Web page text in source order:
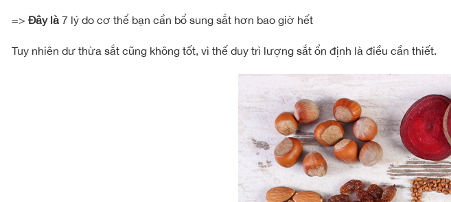
=> Đây là 7 lý do cơ thể bạn cần bổ sung sắt hơn bao giờ hết
Tuy nhiên dư thừa sắt cũng không tốt, vì thế duy trì lượng sắt ổn định là điều cần thiết.